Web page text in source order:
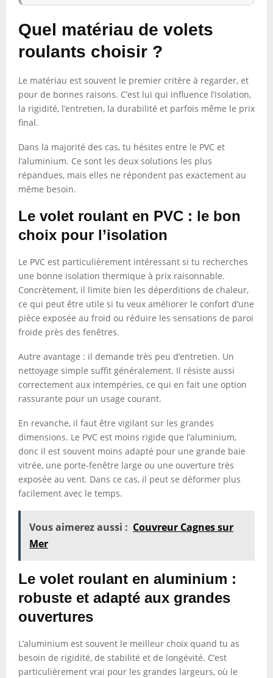
Quel matériau de volets
roulants choisir ?
Le matériau est souvent le premier critère à regarder, et
pour de bonnes raisons. C’est lui qui influence l’isolation,
la rigidité, l’entretien, la durabilité et parfois même le prix
final.
Dans la majorité des cas, tu hésites entre le PVC et
l’aluminium. Ce sont les deux solutions les plus
répandues, mais elles ne répondent pas exactement au
même besoin.
Le volet roulant en PVC : le bon
choix pour l’isolation
Le PVC est particulièrement intéressant si tu recherches
une bonne isolation thermique à prix raisonnable.
Concrètement, il limite bien les déperditions de chaleur,
ce qui peut être utile si tu veux améliorer le confort d’une
pièce exposée au froid ou réduire les sensations de paroi
froide près des fenêtres.
Autre avantage : il demande très peu d’entretien. Un
nettoyage simple suffit généralement. Il résiste aussi
correctement aux intempéries, ce qui en fait une option
rassurante pour un usage courant.
En revanche, il faut être vigilant sur les grandes
dimensions. Le PVC est moins rigide que l’aluminium,
donc il est souvent moins adapté pour une grande baie
vitrée, une porte-fenêtre large ou une ouverture très
exposée au vent. Dans ce cas, il peut se déformer plus
facilement avec le temps.
Vous aimerez aussi : Couvreur Cagnes sur
Mer
Le volet roulant en aluminium :
robuste et adapté aux grandes
ouvertures
L’aluminium est souvent le meilleur choix quand tu as
besoin de rigidité, de stabilité et de longévité. C’est
particulièrement vrai pour les grandes largeurs, où le